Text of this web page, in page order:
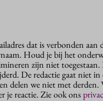
dat is verbonden
Houd je bij het
zijn niet
De redactie gaat niet in
delen we niet met derden.
je reactie. Zie ook ons